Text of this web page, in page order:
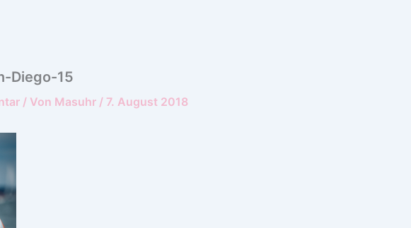
Diego-15
/ Von Masuhr / 7. August 2018